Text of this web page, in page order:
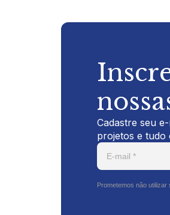
Cadastre seu
projetos e tudo
Prometemos não utilizar